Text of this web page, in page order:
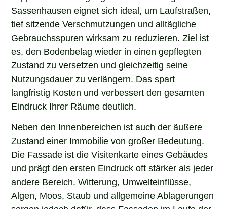
Sassenhausen eignet sich ideal, um Laufstraßen,
tief sitzende Verschmutzungen und alltägliche
Gebrauchsspuren wirksam zu reduzieren. Ziel ist
es, den Bodenbelag wieder in einen gepflegten
Zustand zu versetzen und gleichzeitig seine
Nutzungsdauer zu verlängern. Das spart
langfristig Kosten und verbessert den gesamten
Eindruck Ihrer Räume deutlich.
Neben den Innenbereichen ist auch der äußere
Zustand einer Immobilie von großer Bedeutung.
Die Fassade ist die Visitenkarte eines Gebäudes
und prägt den ersten Eindruck oft stärker als jeder
andere Bereich. Witterung, Umwelteinflüsse,
Algen, Moos, Staub und allgemeine Ablagerungen